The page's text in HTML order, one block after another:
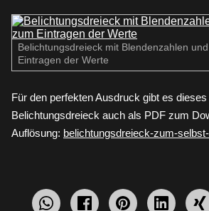
Belichtungsdreieck mit Blendenzahlen
Eintragen der Werte
Für den perfekten Ausdruck gibt es dieses
Belichtungsdreieck auch als PDF zum
Auflösung: belichtungsdreieck-zum-
WhatsAppFacebookpin